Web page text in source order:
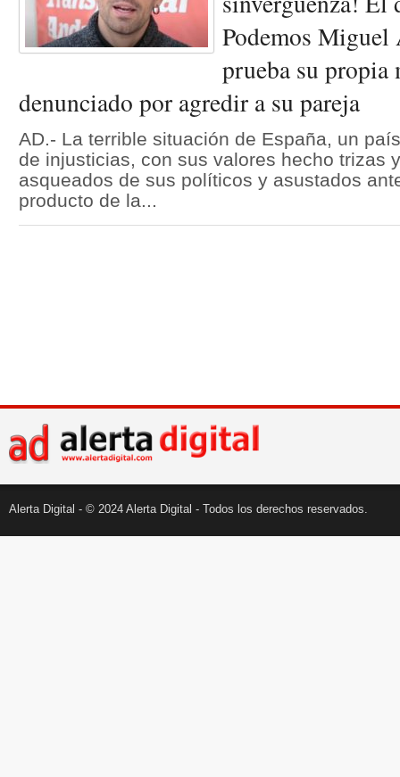
Podemos Miguel
prueba su propia
denunciado por agredir a su pareja
AD.- La terrible situación de España, un
de injusticias, con sus valores hecho trizas
asqueados de sus políticos y asustados
producto de la...
Alerta Digital - © 2024 Alerta Digital - Todos los derechos reservados.